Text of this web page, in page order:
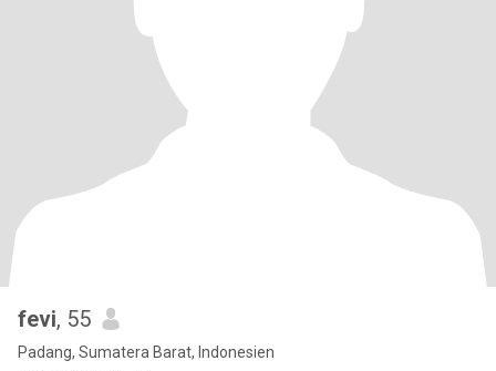
fevi, 55
Padang, Sumatera Barat, Indonesien